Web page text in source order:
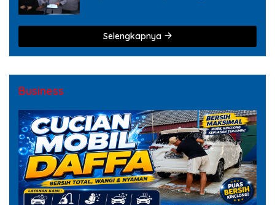
Selengkapnya
Business